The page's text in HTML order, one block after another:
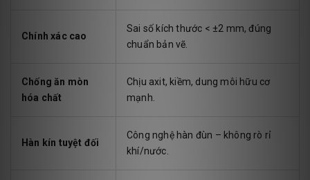
Chính xác cao
Sai số kích thước < ±2 mm, đúng
chuẩn bản vẽ.
Chống ăn mòn
hóa chất
Chịu axit, kiềm, dung môi hữu cơ
mạnh.
Hàn kín tuyệt đối
Công nghệ hàn đùn – không rò rỉ
khí/nước.